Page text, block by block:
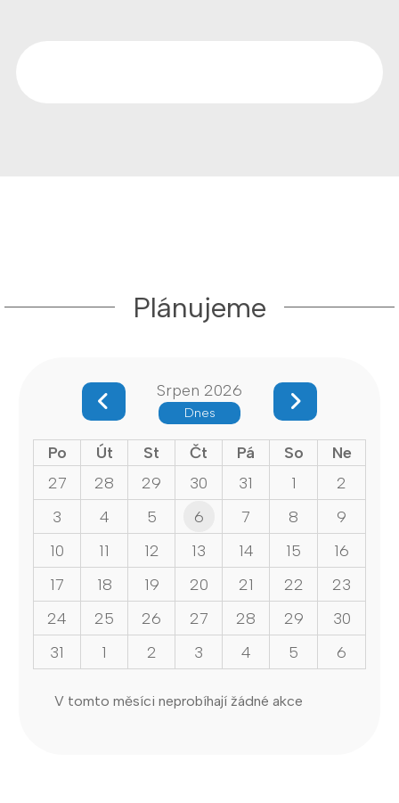
Plánujeme
Srpen 2026
Dnes
Po Út St Čt Pá So
Ne
27
28 29 30 31 1
2
3
4 5 6 7 8
9
10
11 12 13 14 15
16
17
18 19 20 21 22
23
24
25 26 27 28 29
30
31
1 2 3 4 5 6
V tomto měsíci neprobíhají žádné akce